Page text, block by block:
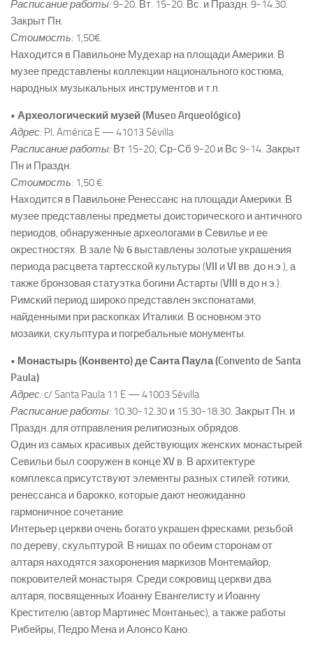
Расписание работы:9-20. Вт. 15-20. Вс. и Праздн. 9-14.30.
Закрыт Пн.
Стоимость: 1,50€.
Находится в Павильоне Мудехар на площади Америки. В
музее представлены коллекции национального костюма,
народных музыкальных инструментов и т.п.
• Археологический музей (Museo Arqueológico)
Адрес: Pl. América E — 41013 Sévilla
Расписание работы: Вт 15-20; Ср-Сб 9-20 и Вс 9-14. Закрыт
Пн и Праздн.
Стоимость: 1,50 €.
Находится в Павильоне Ренессанс на площади Америки. В
музее представлены предметы доисторического и античного
периодов, обнаруженные археологами в Севилье и ее
окрестностях. В зале №6 выставлены золотые украшения
периода расцвета тартесской культуры (VII иVI вв. до н.э.), а
также бронзовая статуэтка богини Астарты (VIII в до н.э.).
Римский период широко представлен экспонатами,
найденными при раскопках Италики. В основном это
мозаики, скульптура и погребальные монументы.
• Монастырь (Конвенто) де Санта Паула (Convento de Santa
Paula)
Адрес:c/ Santa Paula 11 E — 41003 Sévilla
Расписание работы: 10.30-12.30 и 15.30-18.30. Закрыт Пн. и
Праздн. для отправления религиозных обрядов.
Один из самых красивых действующих женских монастырей
Севильи был сооружен в концеXV в. В архитектуре
комплекса присутствуют элементы разных стилей: готики,
ренессанса и барокко, которые дают неожиданно
гармоничное сочетание.
Интерьер церкви очень богато украшен фресками, резьбой
по дереву, скульптурой. В нишах по обеим сторонам от
алтаря находятся захоронения маркизов Монтемайор,
покровителей монастыря. Среди сокровищ церкви два
алтаря, посвященных Иоанну Евангелисту и Иоанну
Крестителю (автор Мартинес Монтаньес), а также работы
Рибейры, Педро Мена и Алонсо Кано